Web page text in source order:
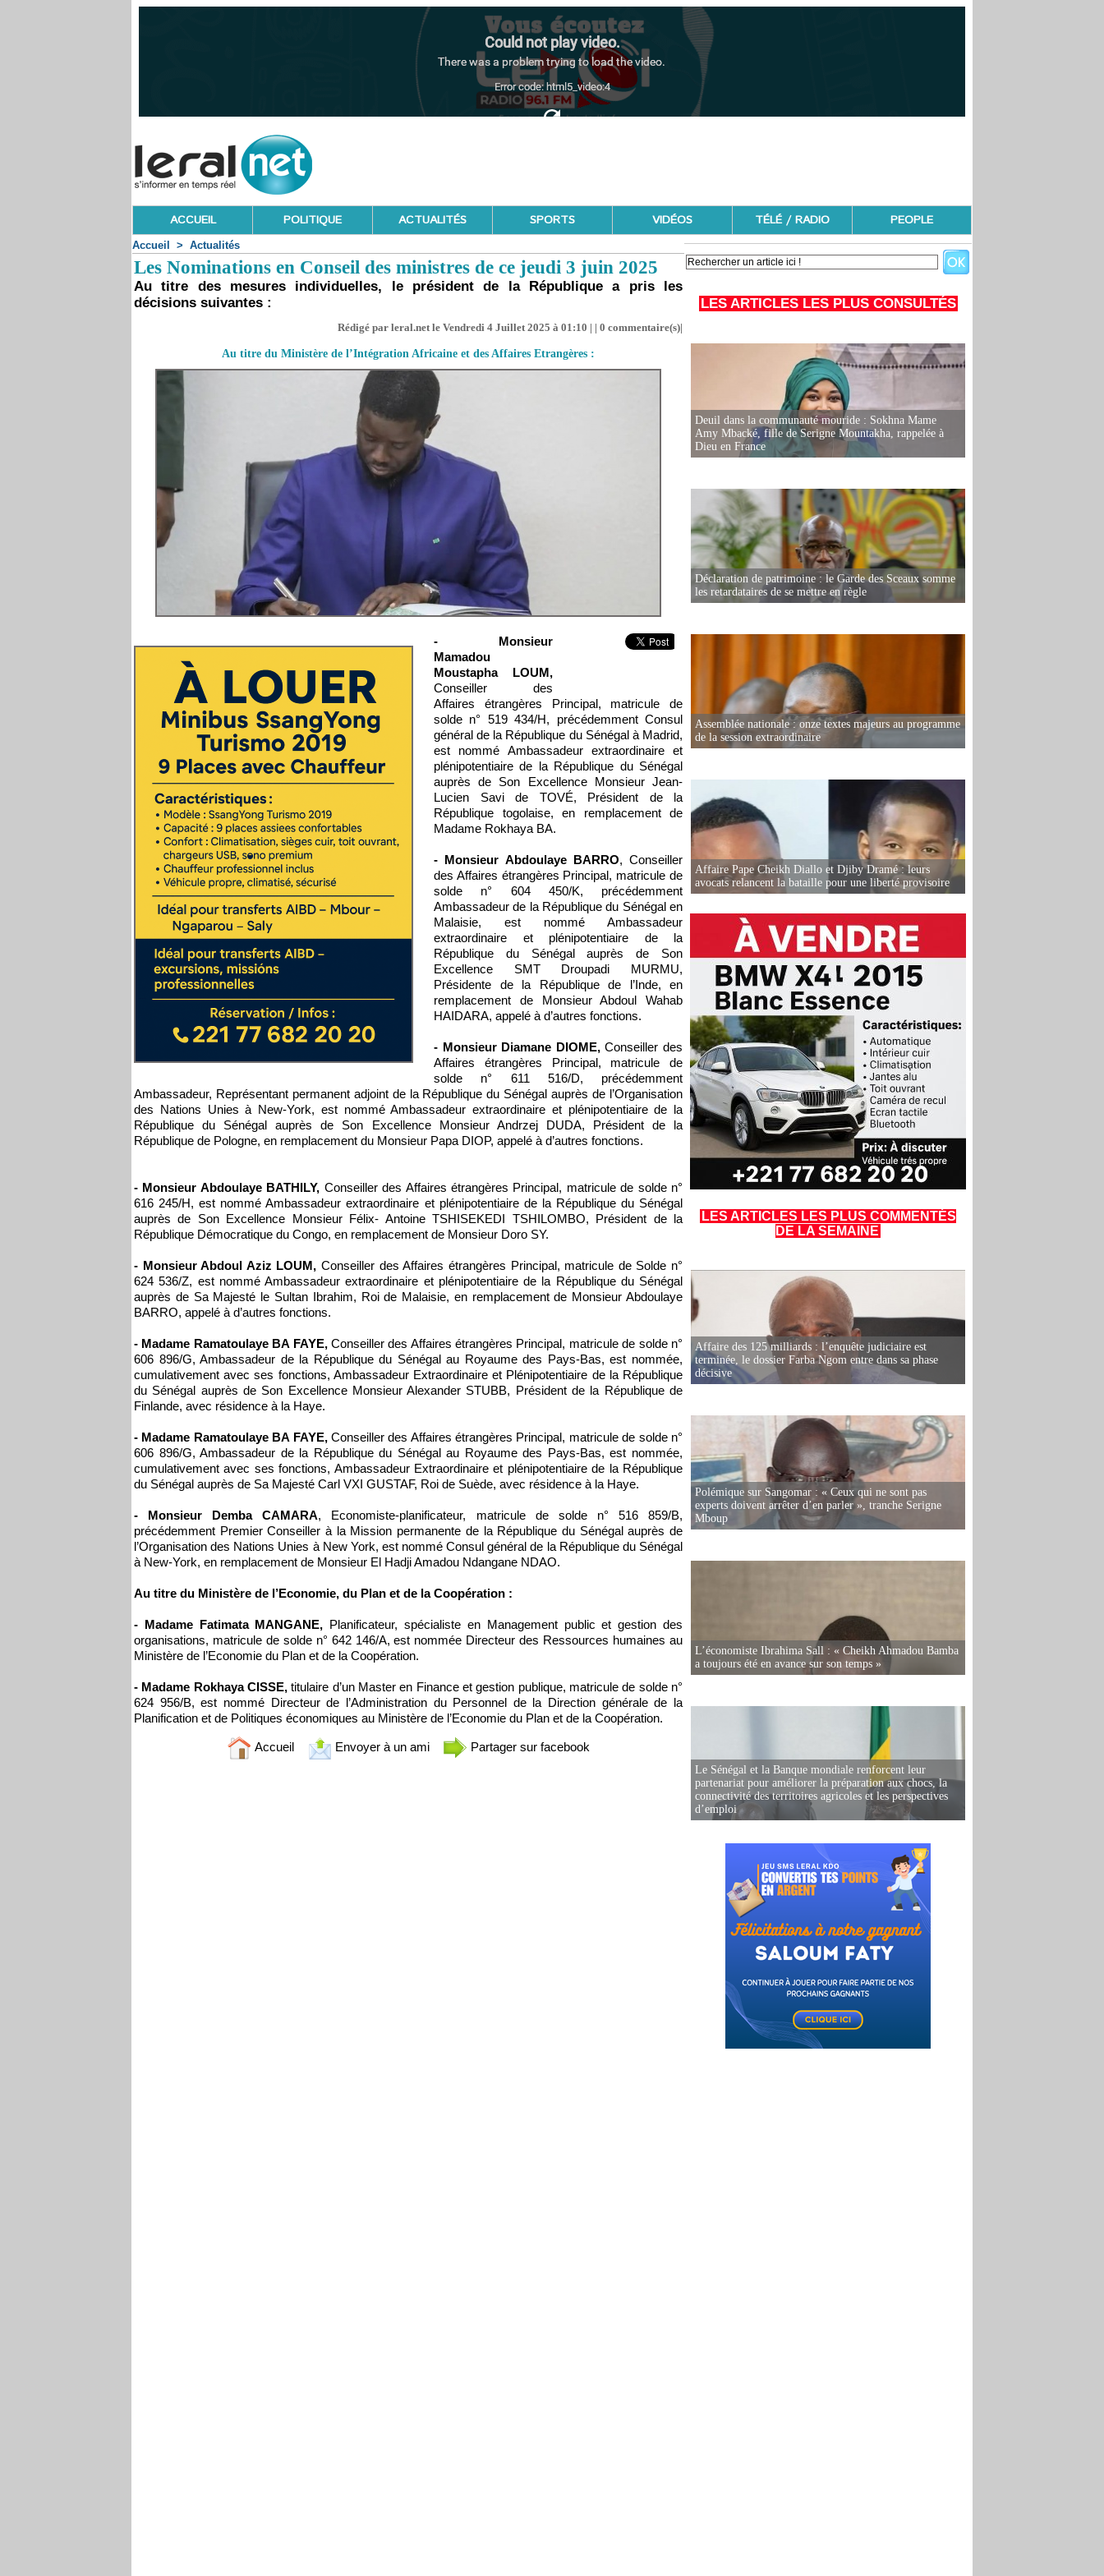
ACCUEIL POLITIQUE ACTUALITÉS SPORTS VIDÉOS TÉLÉ / RADIO PEOPLE
Accueil > Actualités
Les Nominations en Conseil des ministres de ce jeudi 3 juin 2025
Au titre des mesures individuelles, le président de la République a pris les
décisions suivantes :
Rédigé par leral.net le Vendredi 4 Juillet 2025 à 01:10 | | 0 commentaire(s)|
Au titre du Ministère de l’Intégration Africaine et des Affaires Etrangères :
- Monsieur
Mamadou
Moustapha LOUM,
Conseiller des
Affaires étrangères Principal, matricule de
solde n° 519 434/H, précédemment Consul
général de la République du Sénégal à Madrid,
est nommé Ambassadeur extraordinaire et
plénipotentiaire de la République du Sénégal
auprès de Son Excellence Monsieur Jean-
Lucien Savi de TOVÉ, Président de la
République togolaise, en remplacement de
Madame Rokhaya BA.
- Monsieur Abdoulaye BARRO, Conseiller
des Affaires étrangères Principal, matricule de
solde n° 604 450/K, précédemment
Ambassadeur de la République du Sénégal en
Malaisie, est nommé Ambassadeur
extraordinaire et plénipotentiaire de la
République du Sénégal auprès de Son
Excellence SMT Droupadi MURMU,
Présidente de la République de l’Inde, en
remplacement de Monsieur Abdoul Wahab
HAIDARA, appelé à d’autres fonctions.
- Monsieur Diamane DIOME,Conseiller des
Affaires étrangères Principal, matricule de
solde n° 611 516/D, précédemment
Ambassadeur, Représentant permanent adjoint de la République du Sénégal auprès de l’Organisation
des Nations Unies à New-York, est nommé Ambassadeur extraordinaire et plénipotentiaire de la
République du Sénégal auprès de Son Excellence Monsieur Andrzej DUDA, Président de la
République de Pologne, en remplacement du Monsieur Papa DIOP, appelé à d’autres fonctions.
- Monsieur Abdoulaye BATHILY, Conseiller des Affaires étrangères Principal, matricule de solde n°
616 245/H, est nommé Ambassadeur extraordinaire et plénipotentiaire de la République du Sénégal
auprès de Son Excellence Monsieur Félix- Antoine TSHISEKEDI TSHILOMBO, Président de la
République Démocratique du Congo, en remplacement de Monsieur Doro SY.
- Monsieur Abdoul Aziz LOUM,Conseiller des Affaires étrangères Principal, matricule de Solde n°
624 536/Z, est nommé Ambassadeur extraordinaire et plénipotentiaire de la République du Sénégal
auprès de Sa Majesté le Sultan Ibrahim, Roi de Malaisie, en remplacement de Monsieur Abdoulaye
BARRO, appelé à d’autres fonctions.
- Madame Ramatoulaye BA FAYE,Conseiller des Affaires étrangères Principal, matricule de solde n°
606 896/G, Ambassadeur de la République du Sénégal au Royaume des Pays-Bas, est nommée,
cumulativement avec ses fonctions, Ambassadeur Extraordinaire et Plénipotentiaire de la République
du Sénégal auprès de Son Excellence Monsieur Alexander STUBB, Président de la République de
Finlande, avec résidence à la Haye.
- Madame Ramatoulaye BA FAYE,Conseiller des Affaires étrangères Principal, matricule de solde n°
606 896/G, Ambassadeur de la République du Sénégal au Royaume des Pays-Bas, est nommée,
cumulativement avec ses fonctions, Ambassadeur Extraordinaire et plénipotentiaire de la République
du Sénégal auprès de Sa Majesté Carl VXI GUSTAF, Roi de Suède, avec résidence à la Haye.
- Monsieur Demba CAMARA, Economiste-planificateur, matricule de solde n° 516 859/B,
précédemment Premier Conseiller à la Mission permanente de la République du Sénégal auprès de
l’Organisation des Nations Unies à New York, est nommé Consul général de la République du Sénégal
à New-York, en remplacement de Monsieur El Hadji Amadou Ndangane NDAO.
Au titre du Ministère de l’Economie, du Plan et de la Coopération :
- Madame Fatimata MANGANE, Planificateur, spécialiste en Management public et gestion des
organisations, matricule de solde n° 642 146/A, est nommée Directeur des Ressources humaines au
Ministère de l’Economie du Plan et de la Coopération.
- Madame Rokhaya CISSE, titulaire d’un Master en Finance et gestion publique, matricule de solde n°
624 956/B, est nommé Directeur de l’Administration du Personnel de la Direction générale de la
Planification et de Politiques économiques au Ministère de l’Economie du Plan et de la Coopération.
Accueil Envoyer à un ami Partager sur facebook
LES ARTICLES LES PLUS CONSULTÉS
Deuil dans la communauté mouride : Sokhna Mame
Amy Mbacké, fille de Serigne Mountakha, rappelée à
Dieu en France
Déclaration de patrimoine : le Garde des Sceaux somme
les retardataires de se mettre en règle
Assemblée nationale : onze textes majeurs au programme
de la session extraordinaire
Affaire Pape Cheikh Diallo et Djiby Dramé : leurs
avocats relancent la bataille pour une liberté provisoire
LES ARTICLES LES PLUS COMMENTÉS
DE LA SEMAINE
Affaire des 125 milliards : l’enquête judiciaire est
terminée, le dossier Farba Ngom entre dans sa phase
décisive
Polémique sur Sangomar : « Ceux qui ne sont pas
experts doivent arrêter d’en parler », tranche Serigne
Mboup
L’économiste Ibrahima Sall : « Cheikh Ahmadou Bamba
a toujours été en avance sur son temps »
Le Sénégal et la Banque mondiale renforcent leur
partenariat pour améliorer la préparation aux chocs, la
connectivité des territoires agricoles et les perspectives
d’emploi